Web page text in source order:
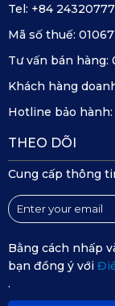
Camera
Bên cạnh đó,
quan trọng nếu
gặp sự cố va
Tel: +84
Mã số thuế:
Tư vấn bán hàng:
Khách hàng
Hotline bảo hành:
THEO DÕI
Cung cấp thông
Bằng cách nhấp
bạn đồng ý với
.